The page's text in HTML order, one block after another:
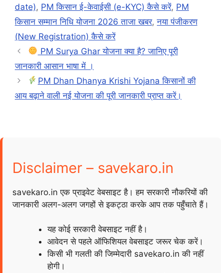
date), PM किसान ई-केवाईसी (e-KYC) कैसे करें, PM
किसान सम्मान निधि योजना 2026 ताजा खबर,नया पंजीकरण
(New Registration) कैसे करें
PM Surya Ghar योजना क्या है? जानिए पूरी
जानकारी आसान भाषा में ।
PM Dhan Dhanya Krishi Yojana किसानों की
आय बढ़ाने वाली नई योजना की पूरी जानकारी प्राप्त करें।
Disclaimer – savekaro.in
savekaro.in एक प्राइवेट वेबसाइट है। हम सरकारी नौकरियों की
जानकारी अलग-अलग जगहों से इकट्ठा करके आप तक पहुँचाते हैं।
यह कोई सरकारी वेबसाइट नहीं है।
आवेदन से पहले ऑफिशियल वेबसाइट जरूर चेक करें।
किसी भी गलती की जिम्मेदारी savekaro.in की नहीं
होगी।